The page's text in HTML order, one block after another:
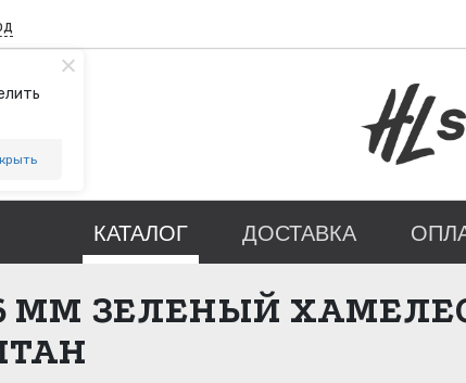
КАТАЛОГ ДОСТАВКА
ММ ЗЕЛЕНЫЙ